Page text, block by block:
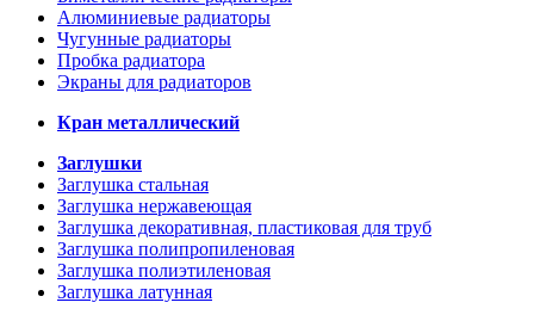
Алюминиевые радиаторы
Чугунные радиаторы
Пробка радиатора
Экраны для радиаторов
Кран металлический
Заглушки
Заглушка стальная
Заглушка нержавеющая
Заглушка декоративная, пластиковая для труб
Заглушка полипропиленовая
Заглушка полиэтиленовая
Заглушка латунная